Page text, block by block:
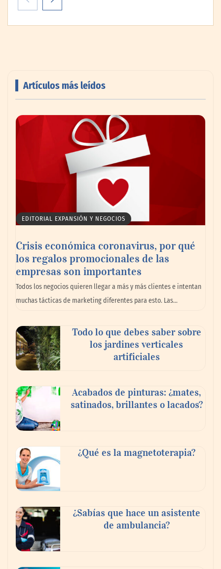
impulsando la colaboración en el sector
La omnicanalidad redefine la forma de
planear viajes en México
buscan proyectar talento mexicano y
fortalecer el turismo médico
Artículos más leídos
EDITORIAL EXPANSIÓN Y NEGOCIOS
Crisis económica coronavirus, por qué
los regalos promocionales de las
empresas son importantes
Todos los negocios quieren llegar a más y más clientes e intentan
muchas tácticas de marketing diferentes para esto. Las…
Todo lo que debes saber sobre
los jardines verticales
artificiales
Acabados de pinturas: ¿mates,
satinados, brillantes o lacados?
¿Qué es la magnetoterapia?
¿Sabías que hace un asistente
de ambulancia?